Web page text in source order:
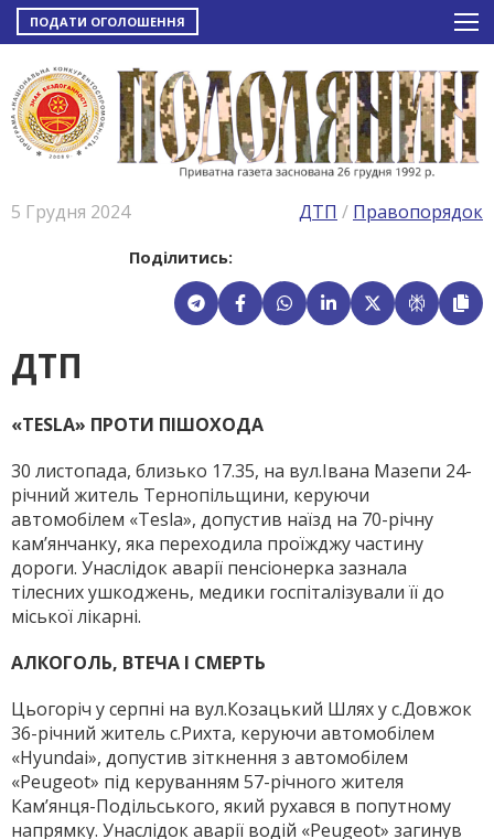
ПОДАТИ ОГОЛОШЕННЯ
5 Грудня 2024 ДТП / Правопорядок
Поділитись:
ДТП
«TESLA» ПРОТИ ПІШОХОДА
30 листопада, близько 17.35, на вул.Івана Мазепи 24-
річний житель Тернопільщини, керуючи
автомобілем «Tesla», допустив наїзд на 70-річну
кам’янчанку, яка переходила проїжджу частину
дороги. Унаслідок аварії пенсіонерка зазнала
тілесних ушкоджень, медики госпіталізували її до
міської лікарні.
АЛКОГОЛЬ, ВТЕЧА І СМЕРТЬ
Цьогоріч у серпні на вул.Козацький Шлях у с.Довжок
36-річний житель с.Рихта, керуючи автомобілем
«Hyun­dai», допустив зіткнення з автомобілем
«Peugeot» під керуванням 57-річного жителя
Кам’янця-Подільського, який рухався в попутному
напрямку. Унаслідок аварії водій «Peugeot» загинув